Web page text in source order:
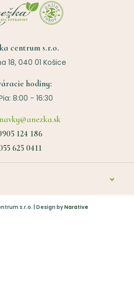
centrum s.r.o.
18, 040 01 Košice
hodiny:
8:00 - 16:30
124 186
625 0411
O nás
s.r.o. | Design byNarative